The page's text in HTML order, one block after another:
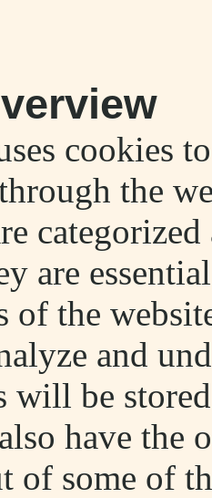
cookies
the
are
the
and
will be
have the
of some of